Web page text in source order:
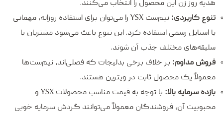
هدیه روز زن این محصول را انتخاب می‌کنند.
تنوع کاربردی:
نیم‌ست YSX را می‌توان برای استفاده روزانه، مهمانی
یا استایل رسمی استفاده کرد. این تنوع باعث می‌شود مشتریان با
سلیقه‌های مختلف جذب آن شوند.
فروش مداوم: بر خلاف برخی بدلیجات که فصلی‌اند، نیم‌ست‌ها
معمولاً یک محصول ثابت در ویترین هستند.
بازده سرمایه بالا:
با توجه به قیمت مناسب محصولات YSX و
محبوبیت آن، فروشندگان معمولاً می‌توانند گردش سرمایه خوبی